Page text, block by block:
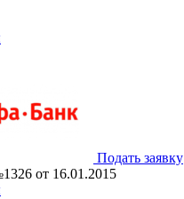
Подать заявку
от 16.01.2015